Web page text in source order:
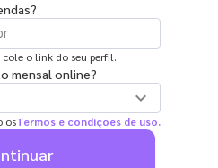
cole o link do seu perfil.
mensal online?
expand_more
osTermos e condições de uso.